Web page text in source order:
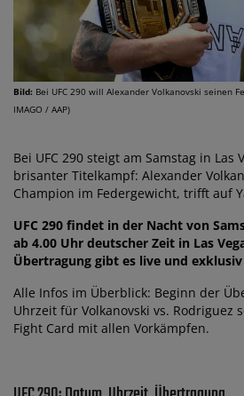
Bild: Bei UFC 290 will Alexander Volkanovski seinen
IMAGO / AAP)
Bei UFC 290 steigt am Samstag in Las
brisanter Titelkampf: Alexander
Champion im Federgewicht, trifft auf
UFC 290 findet in der Nacht von
ab 4.00 Uhr deutscher Zeit in Las
Übertragung gibt es live und exklusiv
Alle Infos im Überblick: Beginn der
Uhrzeit für Volkanovski vs. Rodriguez
Fight Card mit allen Vorkämpfen.